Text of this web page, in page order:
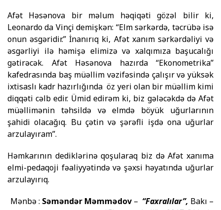
Afət Həsənova bir məlum həqiqəti gözəl bilir ki,
Leonardo da Vinçi demişkən: “Elm sərkərdə, təcrübə isə
onun əsgəridir.” İnanırıq ki, Afət xanım sərkərdəliyi və
əsgərliyi ilə həmişə elimizə və xalqımıza başu­calığı
gətirəcək. Afət Həsənova hazırda “Ekonometrika”
kafedrasında baş müəllim vəzifəsində çalışır və yüksək
ixtisaslı kadr hazırlı­ğında öz yeri olan bir müəllim kimi
diqqəti cəlb edir. Ümid edirəm ki, biz gələcəkdə də Afət
müəllimənin təhsildə və elmdə böyük uğurlarının
şahidi olacağıq. Bu çətin və şərəfli işdə ona uğurlar
arzulayıram”.
Həmkarının dediklərinə qoşularaq biz də Afət xanıma
elmi-pedaqoji fəaliyyətində və şəxsi həyatında uğurlar
arzulayırıq.
Mənbə : Səməndər Məmmədov – “Faxralılar”, Bakı –